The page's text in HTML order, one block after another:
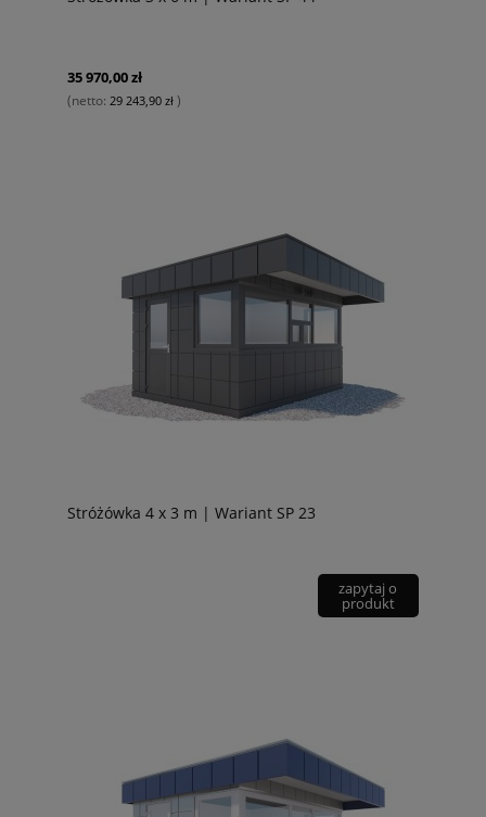
35 970,00 zł
(netto: 29 243,90 zł )
Stróżówka 4 x 3 m | Wariant SP 23
zapytaj o
produkt